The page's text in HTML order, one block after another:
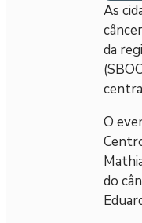
As
da
O
do